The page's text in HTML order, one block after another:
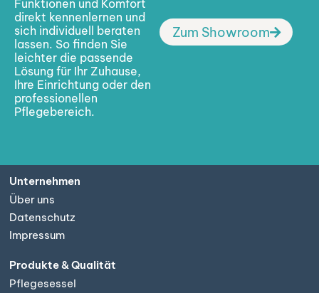
Funktionen und Komfort
direkt kennenlernen und
sich individuell beraten
lassen. So finden Sie
leichter die passende
Lösung für Ihr Zuhause,
Ihre Einrichtung oder den
professionellen
Pflegebereich.
Zum Showroom
Unternehmen
Über uns
Datenschutz
Impressum
Produkte & Qualität
Pflegesessel